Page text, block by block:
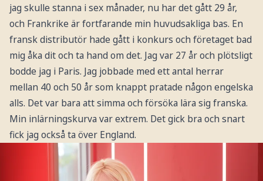
jag skulle stanna i sex månader, nu har det gått 29 år,
och Frankrike är fortfarande min huvudsakliga bas. En
fransk distributör hade gått i konkurs och företaget bad
mig åka dit och ta hand om det. Jag var 27 år och plötsligt
bodde jag i Paris. Jag jobbade med ett antal herrar
mellan 40 och 50 år som knappt pratade någon engelska
alls. Det var bara att simma och försöka lära sig franska.
Min inlärningskurva var extrem. Det gick bra och snart
fick jag också ta över England.